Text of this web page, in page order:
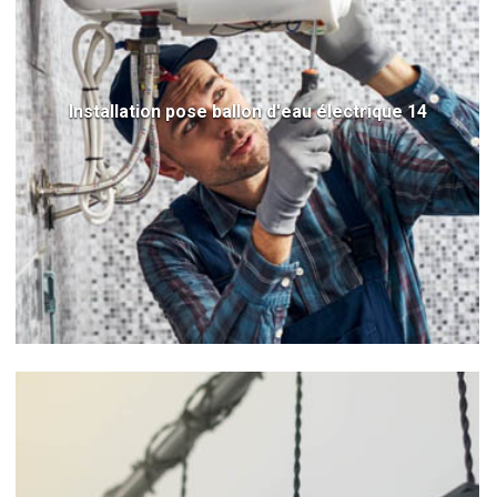
Installation pose ballon d'eau électrique 14